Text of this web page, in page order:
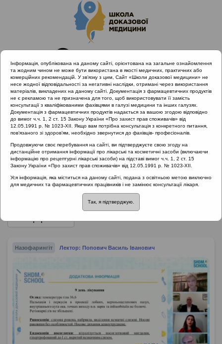
Головна
Проведені заходи
Гострі запальні захворювання ЛОР органів як
міждисциплінарна проблема
Гострі запальні захворювання ЛОР
органів як міждисциплінарна
проблема::Назофарингіт
Назофарингіт Лектор: Попович Василь Іванович
Інформація, опублікована на даному сайті, орієнтована на загальне ознайомлення
та жодним чином не може бути використана в якості медичних, практичних або
комерційних рекомендацій. У зв’язку з цим, Сайт «Школи доказової медицини» не
несе жодної відповідальності за негативні наслідки, отримані через використання
матеріалів, викладених на даному сайті. Документація з фармацевтичних продуктів
не є рекламою та не призначена для того, щоб використовувати її замість
консультації з кваліфікованими фахівцями в галузі медицини та інших галузях.
Документація з фармацевтичних продуктів надається за вашою згодою відповідно
до вимог ч.ч. 1, 2 ст. 15 Закону України «Про захист прав споживачів» від
12.05.1991 р. № 1023-XII. Якщо вам потрібна консультація з конкретного питання,
пов’язаного зі здоров’ям, необхідно звернутися до фахівців- професіоналів.
Продовжуючи своє перебування на сайті, ви підтверджуєте свою згоду на
дистанційне отримання інформації про лікарські та косметичні засоби (включаючи
інформацію про рецептурні лікарські засоби) на підставі вимог ч.ч. 1, 2 ст. 15
Закону України «Про захист прав споживачів» від 12.05.1991 р. № 1023-XII.
Уся інформація, яка міститься на даному сайті, подана з освітньою метою виключно
для медичних та фармацевтичних працівників і не замінює консультації лікаря.
Так, я підтверджую.